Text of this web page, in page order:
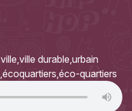
ville ville durable urbain
écoquartiers éco-quartiers